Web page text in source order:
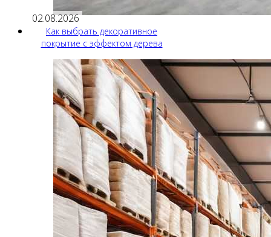
02.08.2026
Как выбрать декоративное
покрытие с эффектом дерева